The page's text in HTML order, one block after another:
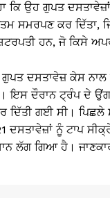
ਕਿ ਉਹ ਗੁਪਤ
ਸਮਰਪਣ ਕਰ
ਹਨ, ਜੋ ਕਿਸੇ
ਦਸਤਾਵੇਜ਼ ਕੇਸ
ਦੌਰਾਨ ਟ੍ਰੰਪ ਦੇ
ਦਿੱਤੀ ਗਈ ਸੀ।
ਦਸਤਾਵੇਜ਼ਾਂ ਨੂੰ ਟਾਪ
ਲੱਗ ਗਿਆ ਹੈ।